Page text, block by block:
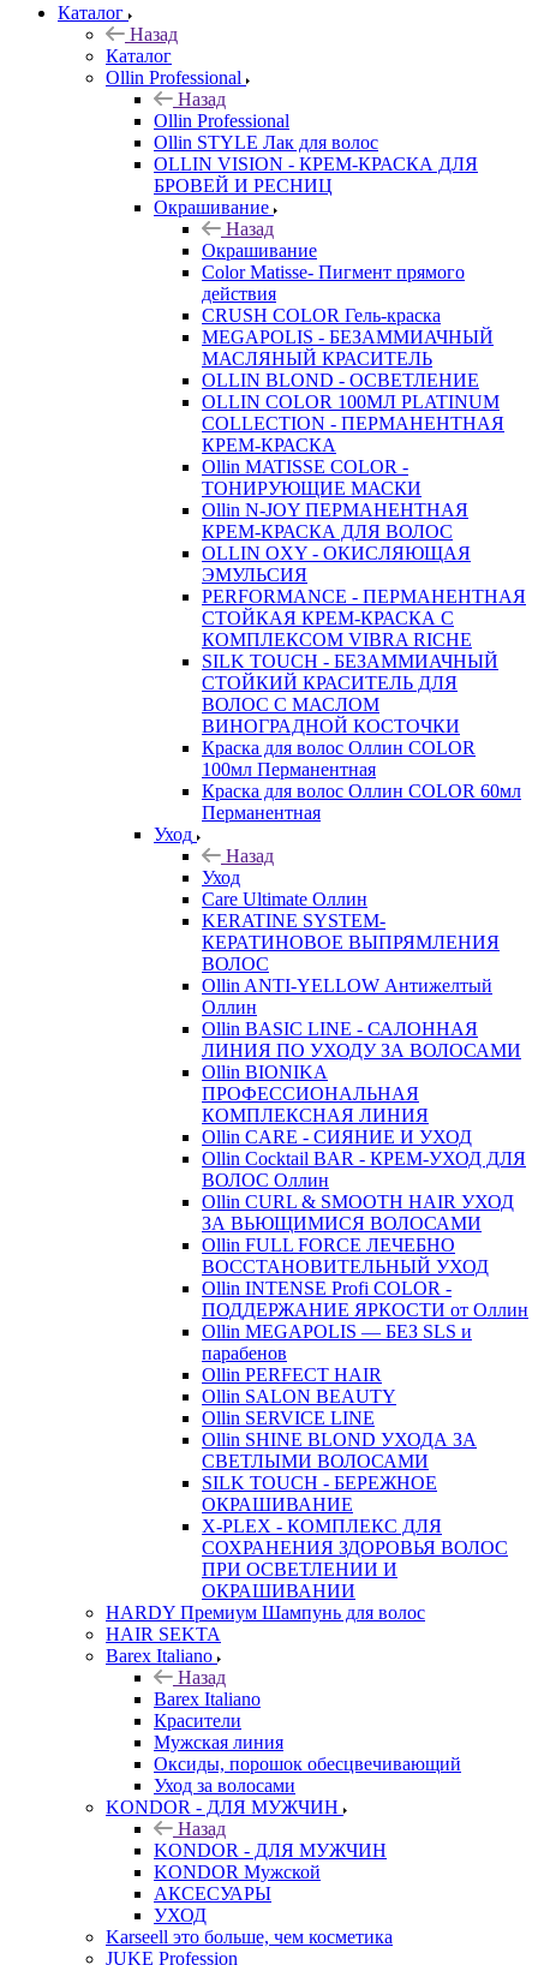
Каталог
Назад
Каталог
Ollin Professional
Назад
Ollin Professional
Ollin STYLE Лак для волос
OLLIN VISION - КРЕМ-КРАСКА ДЛЯ
БРОВЕЙ И РЕСНИЦ
Окрашивание
Назад
Окрашивание
Color Matisse- Пигмент прямого
действия
CRUSH COLOR Гель-краска
MEGAPOLIS - БЕЗАММИАЧНЫЙ
МАСЛЯНЫЙ КРАСИТЕЛЬ
OLLIN BLOND - ОСВЕТЛЕНИЕ
OLLIN COLOR 100МЛ PLATINUM
COLLECTION - ПЕРМАНЕНТНАЯ
КРЕМ-КРАСКА
Ollin MATISSE COLOR -
ТОНИРУЮЩИЕ МАСКИ
Ollin N-JOY ПЕРМАНЕНТНАЯ
КРЕМ-КРАСКА ДЛЯ ВОЛОС
OLLIN OXY - ОКИСЛЯЮЩАЯ
ЭМУЛЬСИЯ
PERFORMANCE - ПЕРМАНЕНТНАЯ
СТОЙКАЯ КРЕМ-КРАСКА С
КОМПЛЕКСОМ VIBRA RICHE
SILK TOUCH - БЕЗАММИАЧНЫЙ
СТОЙКИЙ КРАСИТЕЛЬ ДЛЯ
ВОЛОС С МАСЛОМ
ВИНОГРАДНОЙ КОСТОЧКИ
Краска для волос Оллин COLOR
100мл Перманентная
Краска для волос Оллин COLOR 60мл
Перманентная
Уход
Назад
Уход
Care Ultimate Оллин
KERATINE SYSTEM-
КЕРАТИНОВОЕ ВЫПРЯМЛЕНИЯ
ВОЛОС
Ollin ANTI-YELLOW Антижелтый
Оллин
Ollin BASIC LINE - САЛОННАЯ
ЛИНИЯ ПО УХОДУ ЗА ВОЛОСАМИ
Ollin BIONIKA
ПРОФЕССИОНАЛЬНАЯ
КОМПЛЕКСНАЯ ЛИНИЯ
Ollin CARE - СИЯНИЕ И УХОД
Ollin Cocktail BAR - КРЕМ-УХОД ДЛЯ
ВОЛОС Оллин
Ollin CURL & SMOOTH HAIR УХОД
ЗА ВЬЮЩИМИСЯ ВОЛОСАМИ
Ollin FULL FORCE ЛЕЧЕБНО
ВОССТАНОВИТЕЛЬНЫЙ УХОД
Ollin INTENSE Profi COLOR -
ПОДДЕРЖАНИЕ ЯРКОСТИ от Оллин
Ollin MEGAPOLIS — БЕЗ SLS и
парабенов
Ollin PERFECT HAIR
Ollin SALON BEAUTY
Ollin SERVICE LINE
Ollin SHINE BLOND УХОДА ЗА
СВЕТЛЫМИ ВОЛОСАМИ
SILK TOUCH - БЕРЕЖНОЕ
ОКРАШИВАНИЕ
X-PLEX - КОМПЛЕКС ДЛЯ
СОХРАНЕНИЯ ЗДОРОВЬЯ ВОЛОС
ПРИ ОСВЕТЛЕНИИ И
ОКРАШИВАНИИ
HARDY Премиум Шампунь для волос
HAIR SEKTA
Barex Italiano
Назад
Barex Italiano
Красители
Мужская линия
Оксиды, порошок обесцвечивающий
Уход за волосами
KONDOR - ДЛЯ МУЖЧИН
Назад
KONDOR - ДЛЯ МУЖЧИН
KONDOR Мужской
АКСЕСУАРЫ
УХОД
Karseell это больше, чем косметика
JUKE Profession